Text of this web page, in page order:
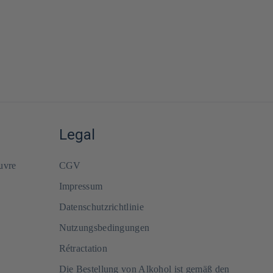
Legal
CGV
Impressum
Datenschutzrichtlinie
Nutzungsbedingungen
Rétractation
Die Bestellung von Alkohol ist gemäß den